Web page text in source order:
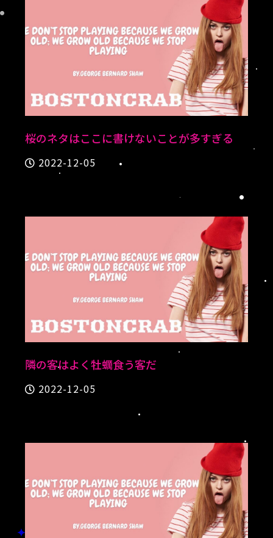
桜のネタはここに書けないことが多すぎる
2022-12-05
隣の客はよく牡蠣食う客だ
2022-12-05